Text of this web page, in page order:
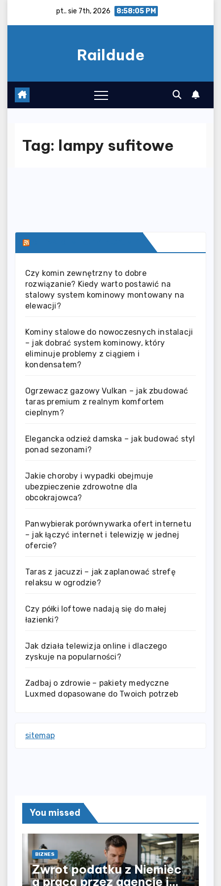
pt.. sie 7th, 2026 8:58:05 PM
Raildude
Tag: lampy sufitowe
Czy komin zewnętrzny to dobre
rozwiązanie? Kiedy warto postawić na
stalowy system kominowy montowany na
elewacji?
Kominy stalowe do nowoczesnych instalacji
– jak dobrać system kominowy, który
eliminuje problemy z ciągiem i
kondensatem?
Ogrzewacz gazowy Vulkan – jak zbudować
taras premium z realnym komfortem
cieplnym?
Elegancka odzież damska – jak budować styl
ponad sezonami?
Jakie choroby i wypadki obejmuje
ubezpieczenie zdrowotne dla
obcokrajowca?
Panwybierak porównywarka ofert internetu
– jak łączyć internet i telewizję w jednej
ofercie?
Taras z jacuzzi – jak zaplanować strefę
relaksu w ogrodzie?
Czy półki loftowe nadają się do małej
łazienki?
Jak działa telewizja online i dlaczego
zyskuje na popularności?
Zadbaj o zdrowie – pakiety medyczne
Luxmed dopasowane do Twoich potrzeb
sitemap
You missed
BIZNES
Zwrot podatku z Niemiec
a praca przez agencję i